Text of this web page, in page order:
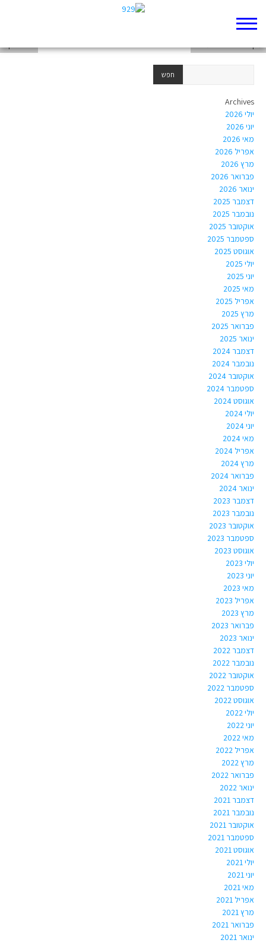
Archives
יולי 2026
יוני 2026
מאי 2026
אפריל 2026
מרץ 2026
פברואר 2026
ינואר 2026
דצמבר 2025
נובמבר 2025
אוקטובר 2025
ספטמבר 2025
אוגוסט 2025
יולי 2025
יוני 2025
מאי 2025
אפריל 2025
מרץ 2025
פברואר 2025
ינואר 2025
דצמבר 2024
נובמבר 2024
אוקטובר 2024
ספטמבר 2024
אוגוסט 2024
יולי 2024
יוני 2024
מאי 2024
אפריל 2024
מרץ 2024
פברואר 2024
ינואר 2024
דצמבר 2023
נובמבר 2023
אוקטובר 2023
ספטמבר 2023
אוגוסט 2023
יולי 2023
יוני 2023
מאי 2023
אפריל 2023
מרץ 2023
פברואר 2023
ינואר 2023
דצמבר 2022
נובמבר 2022
אוקטובר 2022
ספטמבר 2022
אוגוסט 2022
יולי 2022
יוני 2022
מאי 2022
אפריל 2022
מרץ 2022
פברואר 2022
ינואר 2022
דצמבר 2021
נובמבר 2021
אוקטובר 2021
ספטמבר 2021
אוגוסט 2021
יולי 2021
יוני 2021
מאי 2021
אפריל 2021
מרץ 2021
פברואר 2021
ינואר 2021